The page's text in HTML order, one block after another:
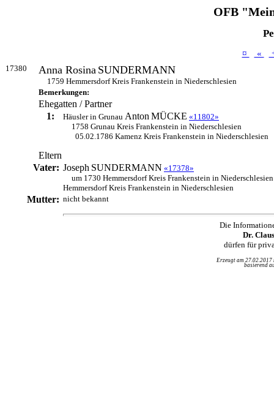
OFB
¤ «
17380 Anna Rosina SUNDERMANN
1759 Hemmersdorf Kreis Frankenstein in Niederschlesien
Bemerkungen:
Ehegatten / Partner
1:
Häusler in Grunau Anton MÜCKE «11802»
1758 Grunau Kreis Frankenstein in Niederschlesien
05.02.1786 Kamenz Kreis Frankenstein in Niederschlesien
Eltern
Vater: Joseph SUNDERMANN «17378»
um 1730 Hemmersdorf Kreis Frankenstein in
Hemmersdorf Kreis Frankenstein in Niederschlesien
Mutter: nicht bekannt
Die
Dr.
dürfen für
Erzeugt am
basierend